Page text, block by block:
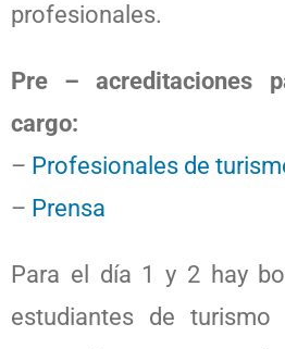
profesionales.
Pre – acreditaciones
cargo:
– Profesionales de
– Prensa
Para el día 1 y 2 hay
estudiantes de